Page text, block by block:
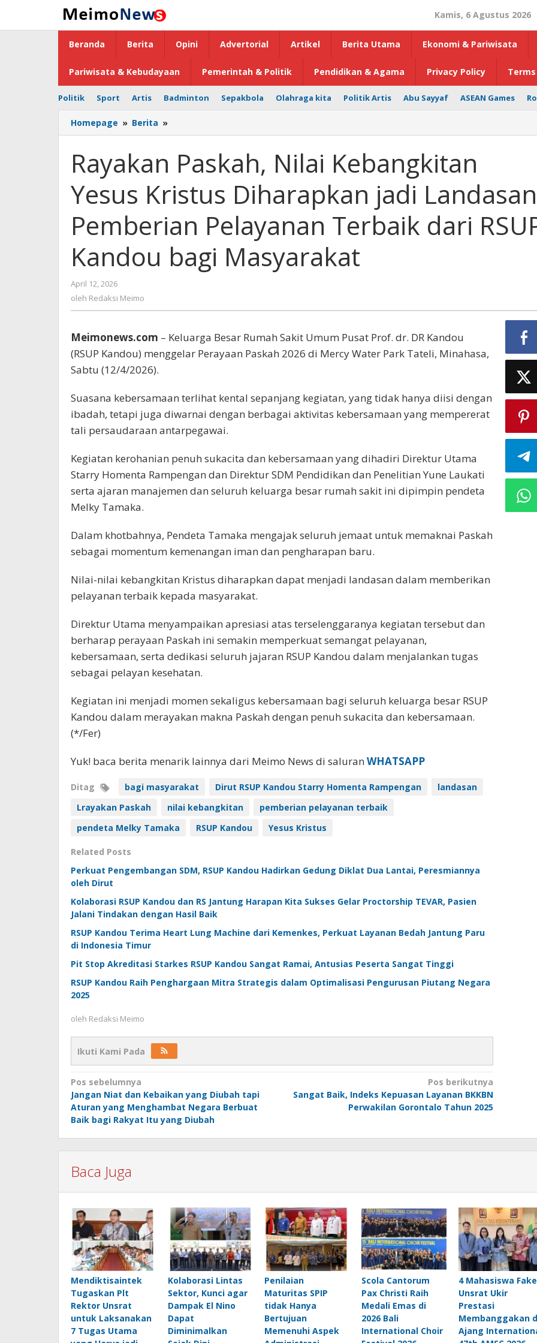
konten
Kamis, 6 Agustus 2026
Beranda Berita Opini Advertorial Artikel Berita Utama Ekonomi & Pariwisata
Pariwisata & Kebudayaan Pemerintah & Politik Pendidikan & Agama Privacy Policy
Politik Sport Artis Badminton Sepakbola Olahraga kita Politik Artis Abu Sayyaf ASEAN Games
Homepage » Berita »
Paskah,
Kebangkitan
Yesus
Kristus
Diharapkan
Landasan
Pemberian
Pelayanan
Terbaik
bagi
Rayakan Paskah, Nilai Kebangkitan
Yesus Kristus Diharapkan jadi Landasan
Pemberian Pelayanan Terbaik dari
Kandou bagi Masyarakat
April 12, 2026
Redaksi
oleh Redaksi Meimo
Meimonews.com – Keluarga Besar Rumah Sakit Umum Pusat Prof. dr. DR Kandou
(RSUP Kandou) menggelar Perayaan Paskah 2026 di Mercy Water Park Tateli, Minahasa,
Sabtu (12/4/2026).
Suasana kebersamaan terlihat kental sepanjang kegiatan, yang tidak hanya diisi dengan
ibadah, tetapi juga diwarnai dengan berbagai aktivitas kebersamaan yang mempererat
tali persaudaraan antarpegawai.
Kegiatan kerohanian penuh sukacita dan kebersamaan yang dihadiri Direktur Utama
Starry Homenta Rampengan dan Direktur SDM Pendidikan dan Penelitian Yune Laukati
serta ajaran manajemen dan seluruh keluarga besar rumah sakit ini dipimpin pendeta
Melky Tamaka.
Dalam khotbahnya, Pendeta Tamaka mengajak seluruh jemaat untuk memaknai Paskah
sebagai momentum kemenangan iman dan pengharapan baru.
Nilai-nilai kebangkitan Kristus diharapkan dapat menjadi landasan dalam memberikan
pelayanan terbaik kepada masyarakat.
Direktur Utama menyampaikan apresiasi atas terselenggaranya kegiatan tersebut dan
berharap perayaan Paskah ini semakin memperkuat semangat pelayanan,
kebersamaan, serta dedikasi seluruh jajaran RSUP Kandou dalam menjalankan tugas
sebagai pelayan kesehatan.
Kegiatan ini menjadi momen sekaligus kebersamaan bagi seluruh keluarga besar RSUP
Kandou dalam merayakan makna Paskah dengan penuh sukacita dan kebersamaan.
(*/Fer)
Yuk! baca berita menarik lainnya dari Meimo News di saluran WHATSAPP
Ditag bagi masyarakat Dirut RSUP Kandou Starry Homenta Rampengan
landasan
Lrayakan Paskah
nilai kebangkitan
pemberian pelayanan terbaik
pendeta Melky Tamaka
RSUP Kandou Yesus Kristus
Related Posts
Perkuat Pengembangan SDM, RSUP Kandou Hadirkan Gedung Diklat Dua Lantai, Peresmiannya
oleh Dirut
Kolaborasi RSUP Kandou dan RS Jantung Harapan Kita Sukses Gelar Proctorship TEVAR, Pasien
Jalani Tindakan dengan Hasil Baik
RSUP Kandou Terima Heart Lung Machine dari Kemenkes, Perkuat Layanan Bedah Jantung Paru
di Indonesia Timur
Pit Stop Akreditasi Starkes RSUP Kandou Sangat Ramai, Antusias Peserta Sangat Tinggi
RSUP Kandou Raih Penghargaan Mitra Strategis dalam Optimalisasi Pengurusan Piutang Negara
2025
oleh Redaksi Meimo
Ikuti Kami Pada
Navigasi
pos
Pos sebelumnya
Jangan Niat dan Kebaikan yang Diubah tapi
Aturan yang Menghambat Negara Berbuat
Baik bagi Rakyat Itu yang Diubah
Pos berikutnya
Sangat Baik, Indeks Kepuasan Layanan BKKBN
Perwakilan Gorontalo Tahun 2025
Baca Juga
Mendiktisaintek
Tugaskan Plt
Rektor Unsrat
untuk Laksanakan
7 Tugas Utama
Kolaborasi Lintas
Sektor, Kunci agar
Dampak El Nino
Dapat
Diminimalkan
Penilaian
Maturitas SPIP
tidak Hanya
Bertujuan
Memenuhi Aspek
Scola Cantorum
Pax Christi Raih
Medali Emas di
2026 Bali
International Choir
4 Mahasiswa
Unsrat Ukir
Prestasi
Membanggakan
Ajang